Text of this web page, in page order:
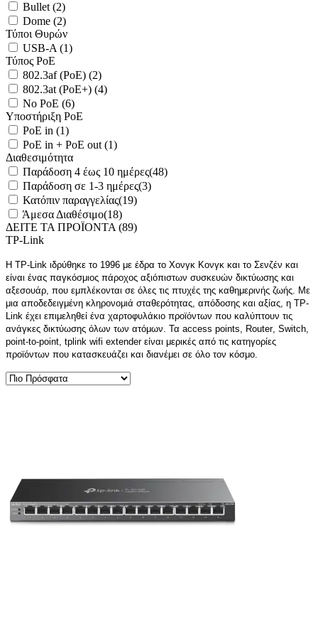
Bullet (2)
Dome (2)
Τύποι Θυρών
USB-A (1)
Τύπος PoE
802.3af (PoE) (2)
802.3at (PoE+) (4)
No PoE (6)
Υποστήριξη PoE
PoE in (1)
PoE in + PoE out (1)
Διαθεσιμότητα
Παράδοση 4 έως 10 ημέρες(48)
Παράδοση σε 1-3 ημέρες(3)
Κατόπιν παραγγελίας(19)
Άμεσα Διαθέσιμο(18)
ΔΕΙΤΕ ΤΑ ΠΡΟΪΟΝΤΑ (89)
TP-Link
Η TP-Link ιδρύθηκε το 1996 με έδρα το Χονγκ Κονγκ και το Σενζέν και
είναι ένας παγκόσμιος πάροχος αξιόπιστων συσκευών δικτύωσης και
αξεσουάρ, που εμπλέκονται σε όλες τις πτυχές της καθημερινής ζωής. Με
μια αποδεδειγμένη κληρονομιά σταθερότητας, απόδοσης και αξίας, η TP-
Link έχει επιμεληθεί ένα χαρτοφυλάκιο προϊόντων που καλύπτουν τις
ανάγκες δικτύωσης όλων των ατόμων. Τα access points, Router, Switch,
point-to-point, tplink wifi extender είναι μερικές από τις κατηγορίες
προϊόντων που κατασκευάζει και διανέμει σε όλο τον κόσμο.